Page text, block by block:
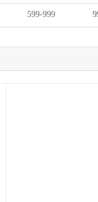
599-999